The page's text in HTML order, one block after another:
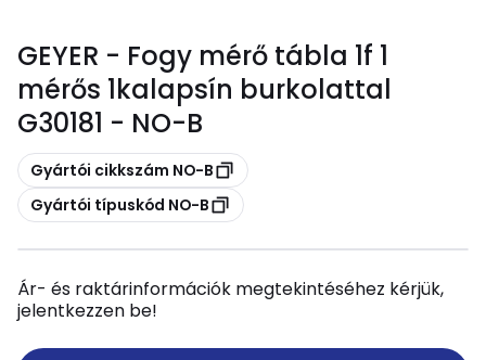
GEYER - Fogy mérő tábla 1f 1
mérős 1kalapsín burkolattal
G30181 - NO-B
Másolás
Gyártói cikkszám NO-B
Másolás
Gyártói típuskód NO-B
Ár- és raktárinformációk megtekintéséhez kérjük,
jelentkezzen be!